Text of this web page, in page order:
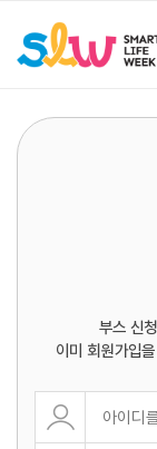
부스 신
이미 회원가입